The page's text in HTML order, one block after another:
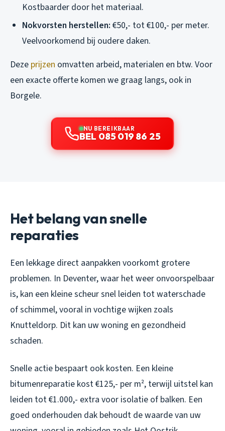
Kostbaarder door het materiaal.
Nokvorsten herstellen: €50,- tot €100,- per meter.
Veelvoorkomend bij oudere daken.
Deze prijzen omvatten arbeid, materialen en btw. Voor
een exacte offerte komen we graag langs, ook in
Borgele.
NU BEREIKBAAR
BEL 085 019 86 25
Het belang van snelle
reparaties
Een lekkage direct aanpakken voorkomt grotere
problemen. In Deventer, waar het weer onvoorspelbaar
is, kan een kleine scheur snel leiden tot waterschade
of schimmel, vooral in vochtige wijken zoals
Knutteldorp. Dit kan uw woning en gezondheid
schaden.
Snelle actie bespaart ook kosten. Een kleine
bitumenreparatie kost €125,- per m², terwijl uitstel kan
leiden tot €1.000,- extra voor isolatie of balken. Een
goed onderhouden dak behoudt de waarde van uw